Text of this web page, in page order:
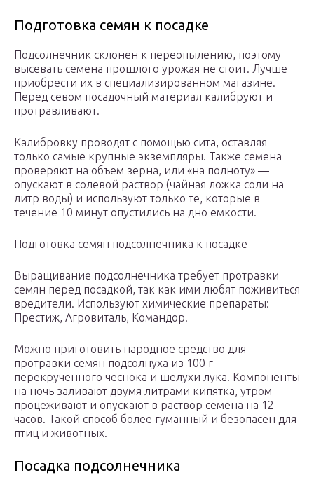
Подготовка семян к посадке
Подсолнечник склонен к переопылению, поэтому
высевать семена прошлого урожая не стоит. Лучше
приобрести их в специализированном магазине.
Перед севом посадочный материал калибруют и
протравливают.
Калибровку проводят с помощью сита, оставляя
только самые крупные экземпляры. Также семена
проверяют на объем зерна, или «на полноту» —
опускают в солевой раствор (чайная ложка соли на
литр воды) и используют только те, которые в
течение 10 минут опустились на дно емкости.
Подготовка семян подсолнечника к посадке
Выращивание подсолнечника требует протравки
семян перед посадкой, так как ими любят поживиться
вредители. Используют химические препараты:
Престиж, Агровиталь, Командор.
Можно приготовить народное средство для
протравки семян подсолнуха из 100 г
перекрученного чеснока и шелухи лука. Компоненты
на ночь заливают двумя литрами кипятка, утром
процеживают и опускают в раствор семена на 12
часов. Такой способ более гуманный и безопасен для
птиц и животных.
Посадка подсолнечника